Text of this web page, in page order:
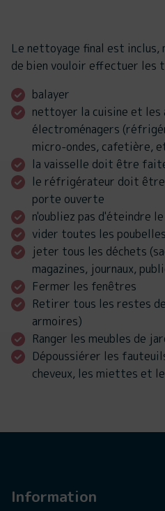
Le nettoyage final est inclus,
de bien vouloir effectuer les
balayer
nettoyer la cuisine et les
électroménagers
micro-ondes, cafetière,
la vaisselle doit être
le réfrigérateur doit
porte ouverte
n'oubliez pas d'éteindre
vider toutes les poubelles
jeter tous les déchets
magazines, journaux,
Fermer les fenêtres
Retirer tous les restes
armoires)
Ranger les meubles de
Dépoussiérer les
cheveux, les miettes et
Information